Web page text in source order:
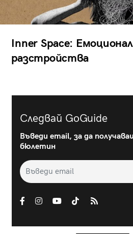
Inner Space:
разстройства
Следвай GoGuide
Въведи email, за да
бюлетин